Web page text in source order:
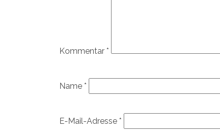
Kommentar *
Name *
E-Mail-Adresse *